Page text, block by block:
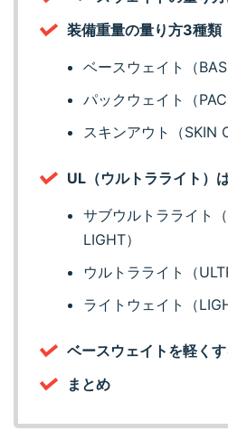
装備重量の量り方3種類
ベースウェイト（
パックウェイト（
スキンアウト（SKIN
UL（ウルトラライト）
サブウルトラライト
LIGHT）
ウルトラライト（
ライトウェイト（
ベースウェイトを軽く
まとめ